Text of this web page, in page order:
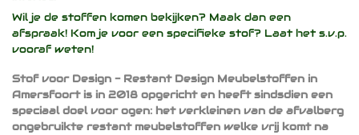
Wil je de stoffen komen bekijken? Maak dan een
afspraak! Kom je voor een specifieke stof? Laat het s.v.p.
vooraf weten!
Stof voor Design - Restant Design Meubelstoffen in
Amersfoort is in 2018 opgericht en heeft sindsdien een
speciaal doel voor ogen: het verkleinen van de afvalberg
ongebruikte restant meubelstoffen welke vrij komt na